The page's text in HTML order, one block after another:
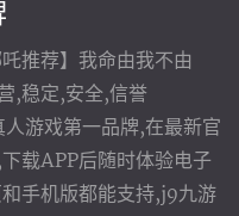
推荐】我命由我不由
,稳定,安全,信誉
游戏第一品牌,在最新官
载APP后随时体验电子
手机版都能支持,j9九游